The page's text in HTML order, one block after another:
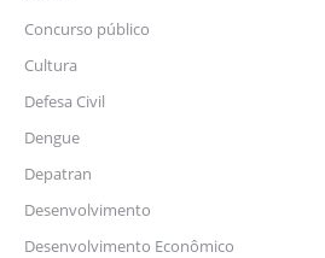
Concurso público
Cultura
Defesa Civil
Dengue
Depatran
Desenvolvimento
Desenvolvimento Econômico